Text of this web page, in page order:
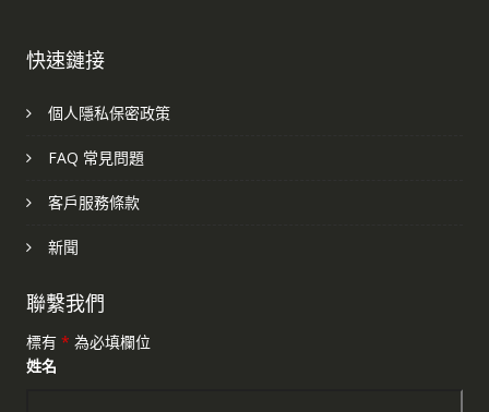
快速鏈接
個人隱私保密政策
FAQ 常見問題
客戶服務條款
新聞
聯繫我們
標有 * 為必填欄位
姓名